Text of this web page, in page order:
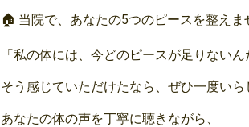
🏠 当院で、あなたの5つのピースを整えま
「私の体には、今どのピースが足りないん
そう感じていただけたなら、ぜひ一度いら
あなたの体の声を丁寧に聴きながら、